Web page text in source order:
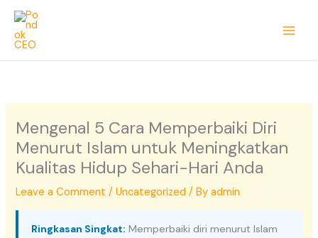
Skip
content
Mengenal 5 Cara Memperbaiki Diri
Menurut Islam untuk Meningkatkan
Kualitas Hidup Sehari-Hari Anda
Leave a Comment /Uncategorized / Byadmin
Ringkasan Singkat: Memperbaiki diri menurut Islam